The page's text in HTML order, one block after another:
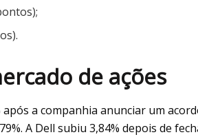
de ações
a companhia anunciar um
A Dell subiu 3,84% depois de